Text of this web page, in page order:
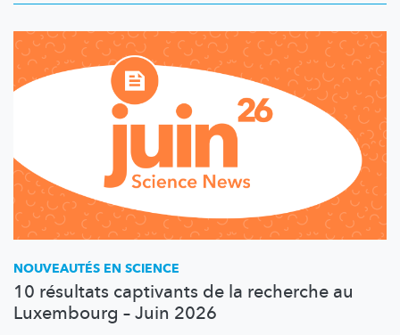
NOUVEAUTÉS EN SCIENCE
10 résultats captivants de la recherche au
Luxembourg – Juin 2026